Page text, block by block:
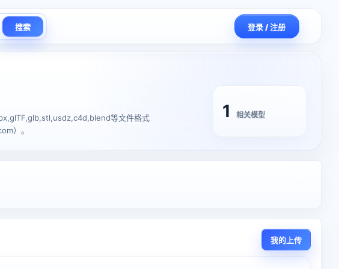
搜索 登录 / 注册
等文件格式
）。
1 相关模型
我的上传